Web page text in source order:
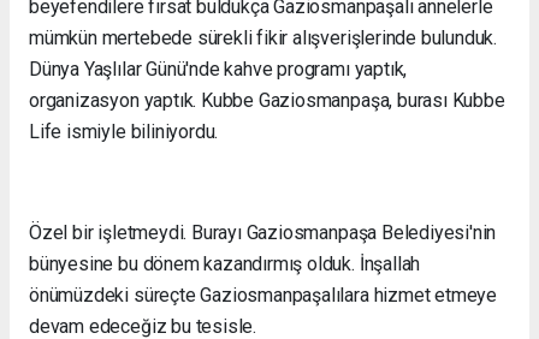
beyefendilere fırsat buldukça Gaziosmanpaşalı annelerle
mümkün mertebede sürekli fikir alışverişlerinde bulunduk.
Dünya Yaşlılar Günü'nde kahve programı yaptık,
organizasyon yaptık. Kubbe Gaziosmanpaşa, burası Kubbe
Life ismiyle biliniyordu.
Özel bir işletmeydi. Burayı Gaziosmanpaşa Belediyesi'nin
bünyesine bu dönem kazandırmış olduk. İnşallah
önümüzdeki süreçte Gaziosmanpaşalılara hizmet etmeye
devam edeceğiz bu tesisle.